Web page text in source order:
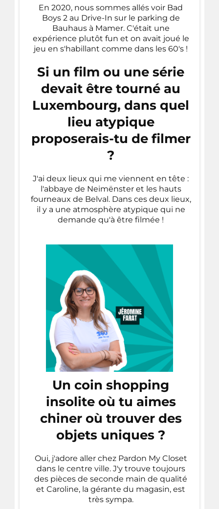
En 2020, nous sommes allés voir Bad
Boys 2 au Drive-In sur le parking de
Bauhaus à Mamer. C'était une
expérience plutôt fun et on avait joué le
jeu en s'habillant comme dans les 60's !
Si un film ou une série
devait être tourné au
Luxembourg, dans quel
lieu atypique
proposerais-tu de filmer
?
J'ai deux lieux qui me viennent en tête :
l'abbaye de Neimënster et les hauts
fourneaux de Belval. Dans ces deux lieux,
il y a une atmosphère atypique qui ne
demande qu'à être filmée !
Un coin shopping
insolite où tu aimes
chiner où trouver des
objets uniques ?
Oui, j'adore aller chez Pardon My Closet
dans le centre ville. J'y trouve toujours
des pièces de seconde main de qualité
et Caroline, la gérante du magasin, est
très sympa.